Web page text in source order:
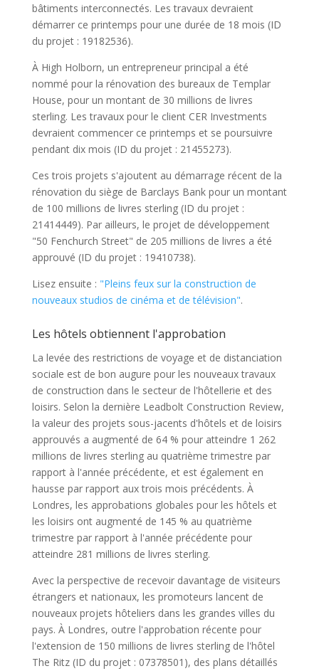
bâtiments interconnectés. Les travaux devraient
démarrer ce printemps pour une durée de 18 mois (ID
du projet : 19182536).
À High Holborn, un entrepreneur principal a été
nommé pour la rénovation des bureaux de Templar
House, pour un montant de 30 millions de livres
sterling. Les travaux pour le client CER Investments
devraient commencer ce printemps et se poursuivre
pendant dix mois (ID du projet : 21455273).
Ces trois projets s'ajoutent au démarrage récent de la
rénovation du siège de Barclays Bank pour un montant
de 100 millions de livres sterling (ID du projet :
21414449). Par ailleurs, le projet de développement
"50 Fenchurch Street" de 205 millions de livres a été
approuvé (ID du projet : 19410738).
Lisez ensuite : "Pleins feux sur la construction de
nouveaux studios de cinéma et de télévision".
Les hôtels obtiennent l'approbation
La levée des restrictions de voyage et de distanciation
sociale est de bon augure pour les nouveaux travaux
de construction dans le secteur de l'hôtellerie et des
loisirs. Selon la dernière Leadbolt Construction Review,
la valeur des projets sous-jacents d'hôtels et de loisirs
approuvés a augmenté de 64 % pour atteindre 1 262
millions de livres sterling au quatrième trimestre par
rapport à l'année précédente, et est également en
hausse par rapport aux trois mois précédents. À
Londres, les approbations globales pour les hôtels et
les loisirs ont augmenté de 145 % au quatrième
trimestre par rapport à l'année précédente pour
atteindre 281 millions de livres sterling.
Avec la perspective de recevoir davantage de visiteurs
étrangers et nationaux, les promoteurs lancent de
nouveaux projets hôteliers dans les grandes villes du
pays. À Londres, outre l'approbation récente pour
l'extension de 150 millions de livres sterling de l'hôtel
The Ritz (ID du projet : 07378501), des plans détaillés